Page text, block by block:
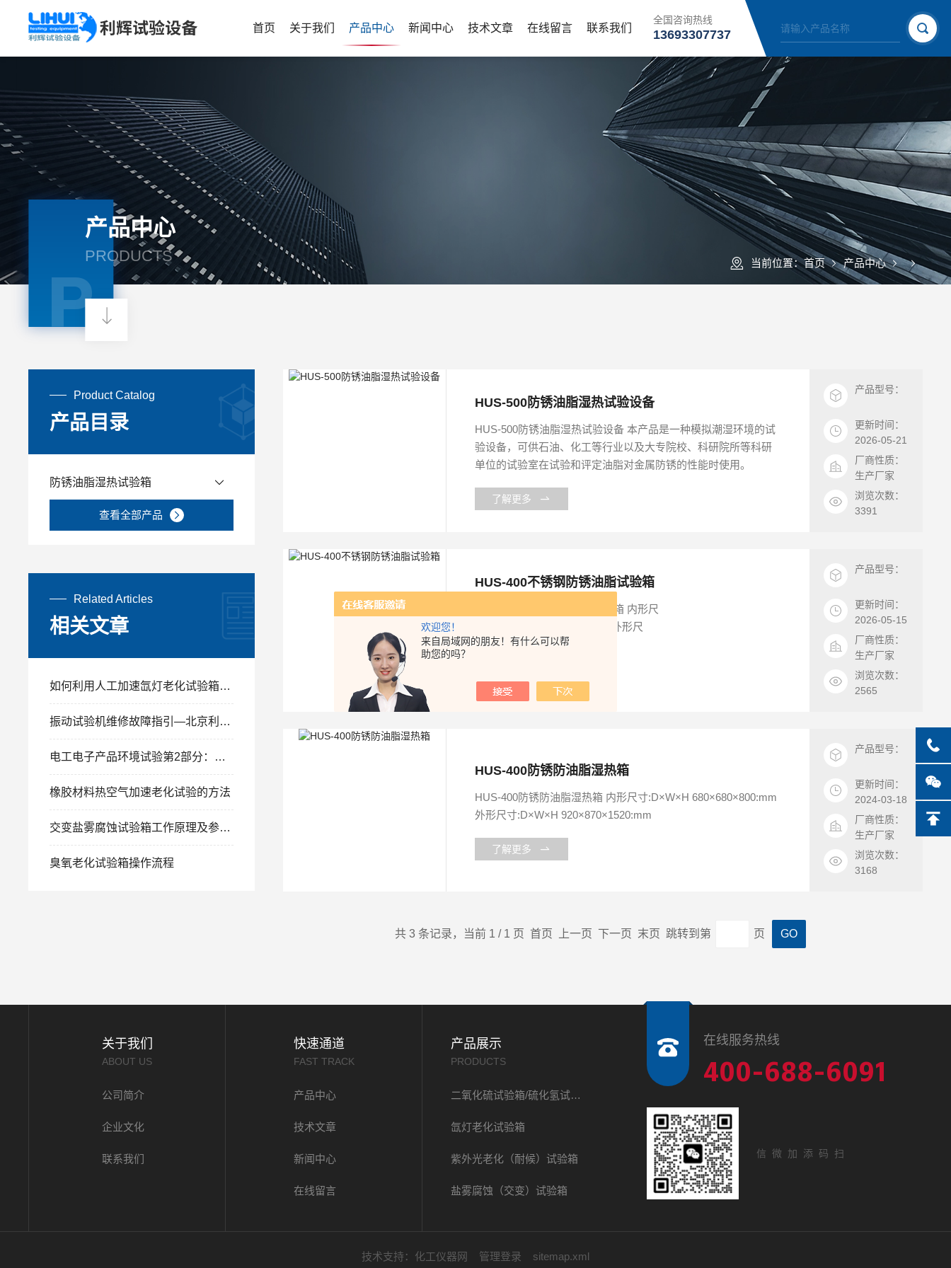
欢迎您！
来自局域网的朋友！有什么可以帮
助您的吗？
全国咨询热线
13693307737
首页 关于我们 产品中心 新闻中心 技术文章 在线留言 联系我们
P
产品中心
PRODUCTS 当前位置：首页 产品中心
Product Catalog
产品目录
防锈油脂湿热试验箱
查看全部产品
HUS-500防锈油脂湿热试验设备
HUS-500防锈油脂湿热试验设备 本产品是一种模拟潮湿环境的试
验设备，可供石油、化工等行业以及大专院校、科研院所等科研
单位的试验室在试验和评定油脂对金属防锈的性能时使用。
了解更多
产品型号：
更新时间：
2026-05-21
厂商性质：
生产厂家
浏览次数：
3391
HUS-400不锈钢防锈油脂试验箱
HUS-400不锈钢防锈油脂试验箱 内形尺
寸:D×W×Hmm680×680×800 外形尺
寸:D×W×Hmm920×870×1520
产品型号：
更新时间：
2026-05-15
厂商性质：
生产厂家
浏览次数：
2565
HUS-400防锈防油脂湿热箱
HUS-400防锈防油脂湿热箱 内形尺寸:D×W×H 680×680×800:mm
外形尺寸:D×W×H 920×870×1520:mm
了解更多
产品型号：
更新时间：
2024-03-18
厂商性质：
生产厂家
浏览次数：
3168
共 3 条记录，当前 1 / 1 页 首页 上一页 下一页 末页 跳转到第 页
Related Articles
相关文章
如何利用人工加速氙灯老化试验箱进行产品寿命测试与评估
振动试验机维修故障指引—北京利辉技术部
电工电子产品环境试验第2部分：试验方法 试验ke:流动混合气体腐蚀试验 GB/T2423.51-2000
橡胶材料热空气加速老化试验的方法
交变盐雾腐蚀试验箱工作原理及参照标准
臭氧老化试验箱操作流程
关于我们
ABOUT US
公司简介
企业文化
联系我们
快速通道
FAST TRACK
产品中心
技术文章
新闻中心
在线留言
产品展示
PRODUCTS
二氧化硫试验箱/硫化氢试验箱
氙灯老化试验箱
紫外光老化（耐候）试验箱
盐雾腐蚀（交变）试验箱
在线服务热线
400-688-6091
扫码添加微信
技术支持： 化工仪器网 管理登录 sitemap.xml